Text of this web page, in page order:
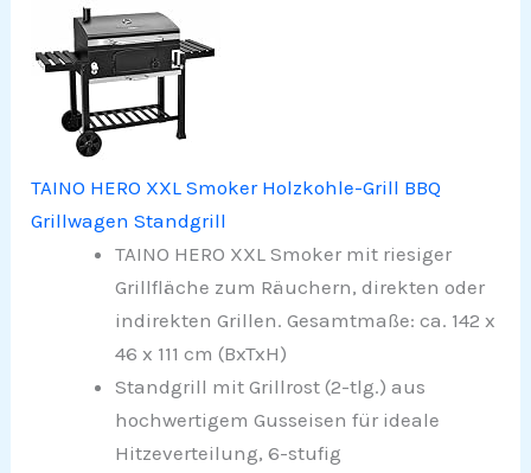
TAINO HERO XXL Smoker Holzkohle-Grill BBQ
Grillwagen Standgrill
TAINO HERO XXL Smoker mit riesiger
Grillfläche zum Räuchern, direkten oder
indirekten Grillen. Gesamtmaße: ca. 142 x
46 x 111 cm (BxTxH)
Standgrill mit Grillrost (2-tlg.) aus
hochwertigem Gusseisen für ideale
Hitzeverteilung, 6-stufig